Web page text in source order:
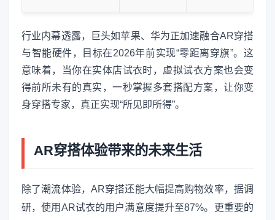
行业内幕透露，巨头如苹果、华为正加速融合AR穿搭
与智能硬件，目标在2026年前实现“零距离穿旗”。这
意味着，当你在实体店试衣时，虚拟试衣方案也会变
得前所未有的真实，一秒掌握多套搭配方案，让你变
身穿搭专家，真正实现“所见即所得”。
AR穿搭体验带来的未来生活
除了潮流体验，AR穿搭还能大幅提高购物效率，据调
研，使用AR试衣的用户满意度提升至87%。更重要的